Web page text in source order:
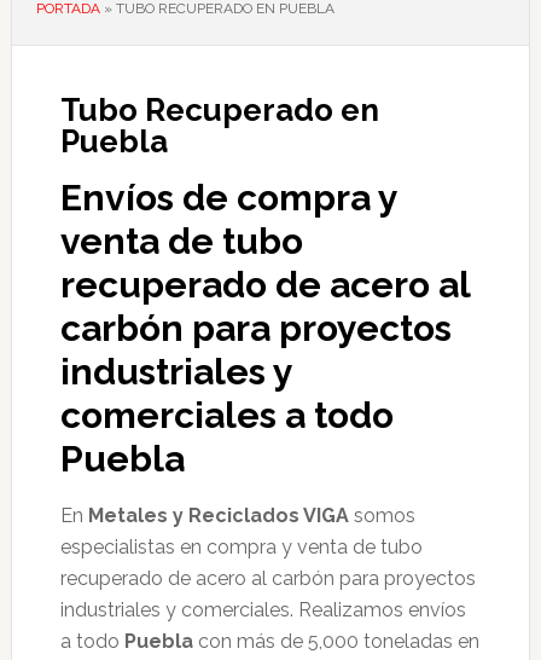
PORTADA» TUBO RECUPERADO EN PUEBLA
Tubo Recuperado en
Puebla
Envíos de compra y
venta de tubo
recuperado de acero al
carbón para proyectos
industriales y
comerciales a todo
Puebla
En Metales y Reciclados VIGAsomos
especialistas en compra y venta de tubo
recuperado de acero al carbón para proyectos
industriales y comerciales. Realizamos envíos
a todo Pueblacon más de 5,000 toneladas en